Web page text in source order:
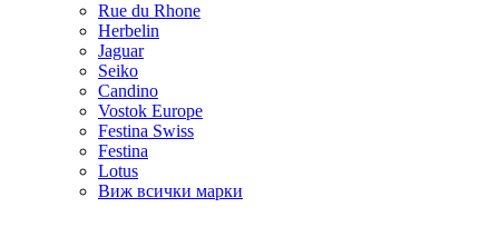
Rue du Rhone
Herbelin
Jaguar
Seiko
Candino
Vostok Europe
Festina Swiss
Festina
Lotus
Виж всички марки